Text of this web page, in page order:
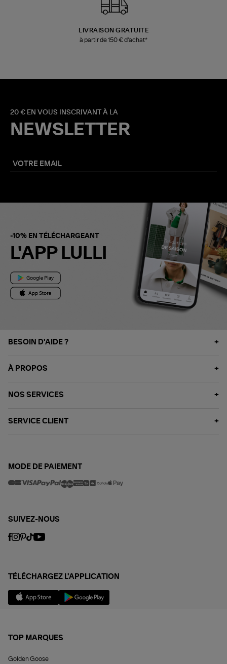
LIVRAISON GRATUITE
à partir de 150 € d'achat*
20 € EN VOUS INSCRIVANT À LA
NEWSLETTER
-10% EN TÉLÉCHARGEANT
L'APP LULLI
BESOIN D'AIDE ?
À PROPOS
NOS SERVICES
SERVICE CLIENT
MODE DE PAIEMENT
SUIVEZ-NOUS
TÉLÉCHARGEZ L'APPLICATION
TOP MARQUES
Golden Goose